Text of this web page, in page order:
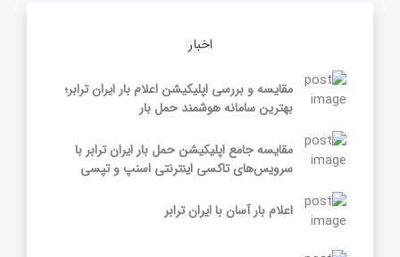
اخبار
مقایسه و بررسی اپلیکیشن اعلام بار ایران ترابر؛
بهترین سامانه هوشمند حمل بار
مقایسه جامع اپلیکیشن حمل بار ایران ترابر با
سرویس‌های تاکسی اینترنتی اسنپ و تپسی
اعلام بار آسان با ایران ترابر